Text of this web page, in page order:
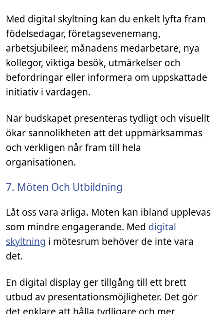
Med digital skyltning kan du enkelt lyfta fram
födelsedagar, företagsevenemang,
arbetsjubileer, månadens medarbetare, nya
kollegor, viktiga besök, utmärkelser och
befordringar eller informera om uppskattade
initiativ i vardagen.
När budskapet presenteras tydligt och visuellt
ökar sannolikheten att det uppmärksammas
och verkligen når fram till hela
organisationen.
7. Möten Och Utbildning
Låt oss vara ärliga. Möten kan ibland upplevas
som mindre engagerande. Med digital
skyltning i mötesrum behöver de inte vara
det.
En digital display ger tillgång till ett brett
utbud av presentationsmöjligheter. Det gör